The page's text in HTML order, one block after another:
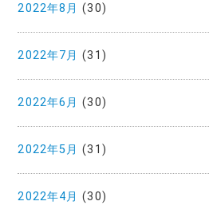
2022年8月 (30)
2022年7月 (31)
2022年6月 (30)
2022年5月 (31)
2022年4月 (30)